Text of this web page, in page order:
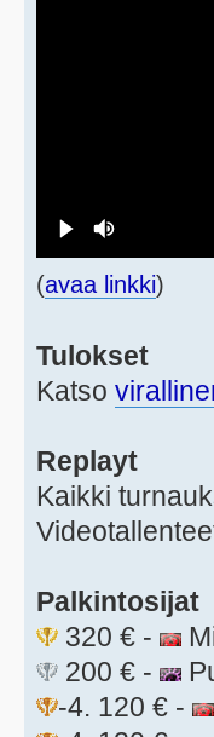
(avaa linkki)
Tulokset
Katso
Replayt
Kaikki
Palkintosijat
320 € -
200 € -
-4. 120 € -